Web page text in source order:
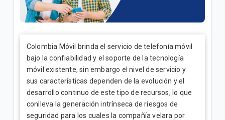
¿Cómo consultar tus consumos en Mi.Tigo? | Móvil
Full Equipo: Plan móvil ilimitado + celular en
préstamo | Móvil
VER MÁS
Colombia Móvil brinda el servicio de telefonía móvil
bajo la confiabilidad y el soporte de la tecnología
móvil existente, sin embargo el nivel de servicio y
sus características dependen de la evolución y el
desarrollo continuo de este tipo de recursos, lo que
conlleva la generación intrínseca de riesgos de
seguridad para los cuales la compañía velara por